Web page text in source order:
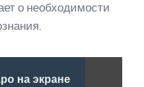
о необходимости
на экране